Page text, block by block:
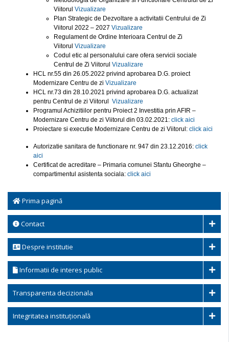
Prima pagină
Contact
Despre institutie
Informatii de interes public
Transparenta decizionala
Integritatea instituțională
Viitorul Vizualizare
Plan Strategic de Dezvoltare a activitatii Centrului de Zi
Viitorul 2022 – 2027 Vizualizare
Regulament de Ordine Interioara Centrul de Zi
Viitorul Vizualizare
Codul etic al personalului care ofera servicii sociale
Centrul de Zi Viitorul Vizualizare
HCL nr.55 din 26.05.2022 privind aprobarea D.G. proiect
Modernizare Centru de zi Vizualizare
HCL nr.73 din 28.10.2021 privind aprobarea D.G. actualizat
pentru Centrul de zi Viitorul Vizualizare
Programul Achizitiilor pentru Proiect 2 Investitia prin AFIR –
Modernizare Centru de zi Viitorul din 03.02.2021: click aici
Proiectare si executie Modernizare Centru de zi Viitorul: click aici
Autorizatie sanitara de functionare nr. 947 din 23.12.2016: click
aici
Certificat de acreditare – Primaria comunei Sfantu Gheorghe –
compartimentul asistenta sociala: click aici